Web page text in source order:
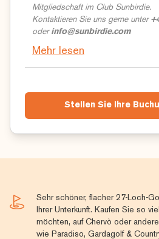
Mitgliedschaft im Club Sunbirdie.
Kontaktieren Sie uns gerne unter
oderinfo@sunbirdie.com
Mehr lesen
Stellen Sie Ihre
Sehr schöner, flacher 27-Loch-
Ihrer Unterkunft. Kaufen Sie so
möchten, auf Chervò oder
wie Paradiso, Gardagolf &